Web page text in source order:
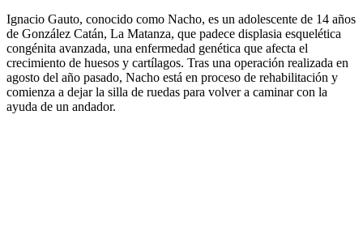
Ignacio Gauto, conocido como Nacho, es un adolescente de 14 años
de González Catán, La Matanza, que padece displasia esquelética
congénita avanzada, una enfermedad genética que afecta el
crecimiento de huesos y cartílagos. Tras una operación realizada en
agosto del año pasado, Nacho está en proceso de rehabilitación y
comienza a dejar la silla de ruedas para volver a caminar con la
ayuda de un andador.